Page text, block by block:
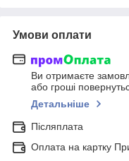
Умови оплати
Ви отримаєте
або гроші
Детальніше
Післяплата
Оплата на картку